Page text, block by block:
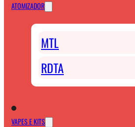
ATOMIZADOR
MTL
RDTA
VAPES E KITS